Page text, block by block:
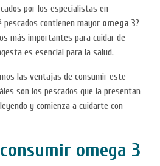
por los especialistas en
pescados contienen mayor omega 3?
más importantes para cuidar de
es esencial para la salud.
las ventajas de consumir este
son los pescados que la presentan
y comienza a cuidarte con
omega 3